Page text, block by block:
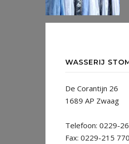
WASSERIJ
De Corantijn 26
1689 AP Zwaag
Telefoon: 0229-
Fax: 0229-215 770